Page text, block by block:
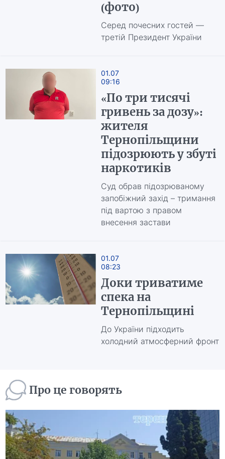
(фото)
Серед почесних гостей —
третій Президент України
01.07
09:16
«По три тисячі
гривень за дозу»:
жителя
Тернопільщини
підозрюють у збуті
наркотиків
Суд обрав підозрюваному
запобіжний захід – тримання
під вартою з правом
внесення застави
01.07
08:23
Доки триватиме
спека на
Тернопільщині
До України підходить
холодний атмосферний фронт
Про це говорять